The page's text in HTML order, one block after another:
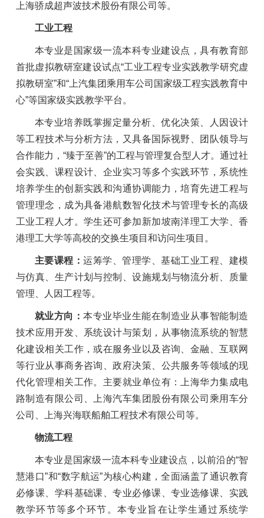
上海骄成超声波技术股份有限公司等。
工业工程
本专业是国家级一流本科专业建设点，具有教育部
首批虚拟教研室建设试点“工业工程专业实践教学研究虚
拟教研室”和“上汽集团乘用车公司国家级工程实践教育中
心”等国家级实践教学平台。
本专业培养既掌握定量分析、优化决策、人因设计
等工程技术与分析方法，又具备国际视野、团队领导与
合作能力，“臻于至善”的工程与管理复合型人才。通过社
会实践、课程设计、企业实习等多个实践环节，系统性
培养学生的创新实践和沟通协调能力，培育先进工程与
管理理念，成为具备港航数智化技术与管理专长的高级
工业工程人才。学生还可参加新加坡南洋理工大学、香
港理工大学等高校的交换生项目和访问生项目。
主要课程：运筹学、管理学、基础工业工程、建模
与仿真、生产计划与控制、设施规划与物流分析、质量
管理、人因工程等。
就业方向：本专业毕业生能在制造业从事智能制造
技术应用开发、系统设计与策划，从事物流系统的智慧
化建设相关工作，或在服务业以及咨询、金融、互联网
等行业从事商务咨询、政府决策、公共服务等领域的现
代化管理相关工作。主要就业单位有：上海华力集成电
路制造有限公司、上海汽车集团股份有限公司乘用车分
公司、上海兴海联船舶工程技术有限公司等。
物流工程
本专业是国家级一流本科专业建设点， 以前沿的“智
慧港口”和“数字航运”为核心构建，全面涵盖了通识教育
必修课、学科基础课、专业必修课、专业选修课、实践
教学环节等多个环节。本专业旨在让学生通过系统学